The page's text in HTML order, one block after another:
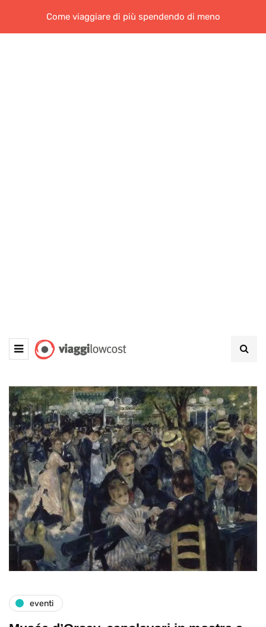
Come viaggiare di più spendendo di meno
eventi